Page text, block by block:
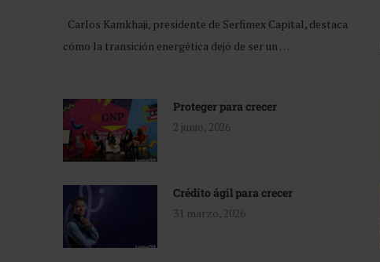
Carlos Kamkhaji, presidente de Serfimex Capital, destaca
cómo la transición energética dejó de ser un …
Proteger para crecer
2 junio, 2026
Crédito ágil para crecer
31 marzo, 2026